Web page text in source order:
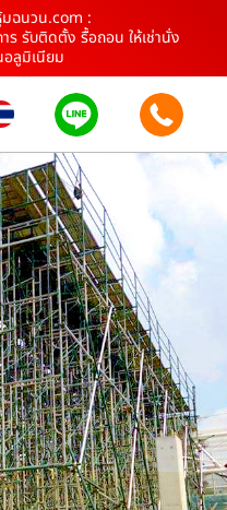
ฉนวน.com :
ร รับติดตั้ง รื้อถอน ให้เช่านั่ง
ลูมิเนียม